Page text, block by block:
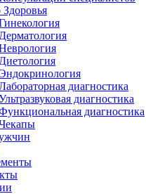
Дерматология
Диетология
диагностика
диагностика
диагностика